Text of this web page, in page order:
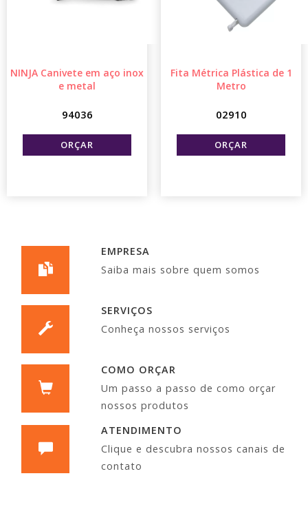
NINJA Canivete em aço inox
e metal
94036
Fita Métrica Plástica de 1
Metro
02910
EMPRESA
Saiba mais sobre quem somos
SERVIÇOS
Conheça nossos serviços
COMO ORÇAR
Um passo a passo de como orçar
nossos produtos
ATENDIMENTO
Clique e descubra nossos canais de
contato